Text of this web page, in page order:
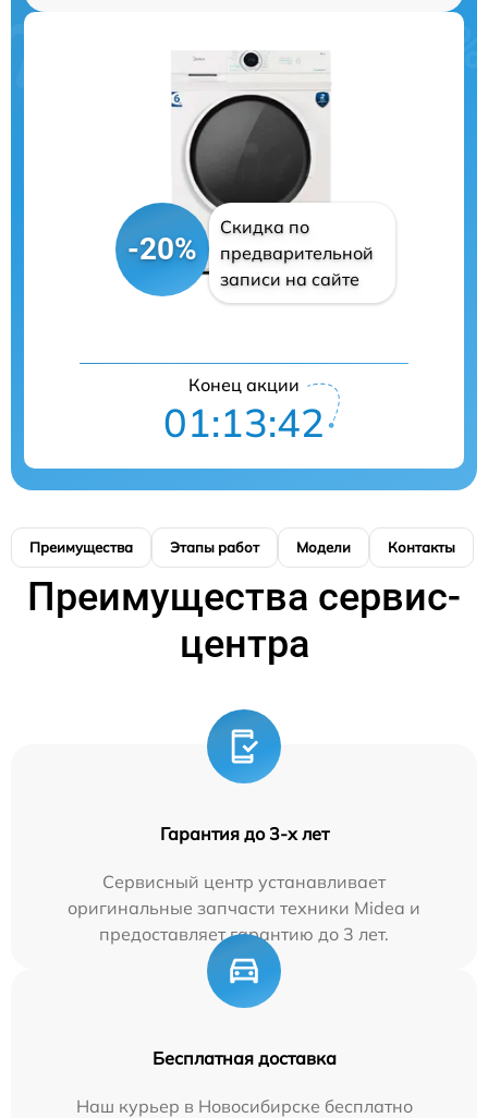
-20%
Скидка по
предварительной
записи на сайте
Конец акции
01:13:42
Преимущества Этапы работ Модели Контакты
Преимущества сервис-
центра
Гарантия до 3-х лет
Сервисный центр устанавливает
оригинальные запчасти техники Midea и
предоставляет гарантию до 3 лет.
Бесплатная доставка
Наш курьер в Новосибирске бесплатно